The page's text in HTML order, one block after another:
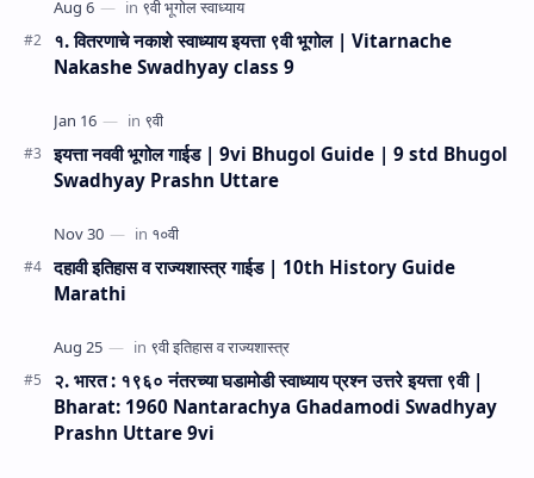
१. वितरणाचे नकाशे स्वाध्याय इयत्ता ९वी भूगोल | Vitarnache
Nakashe Swadhyay class 9
इयत्ता नववी भूगोल गाईड | 9vi Bhugol Guide | 9 std Bhugol
Swadhyay Prashn Uttare
दहावी इतिहास व राज्यशास्त्र गाईड | 10th History Guide
Marathi
२. भारत : १९६० नंतरच्या घडामोडी स्वाध्याय प्रश्न उत्तरे इयत्ता ९वी |
Bharat: 1960 Nantarachya Ghadamodi Swadhyay
Prashn Uttare 9vi